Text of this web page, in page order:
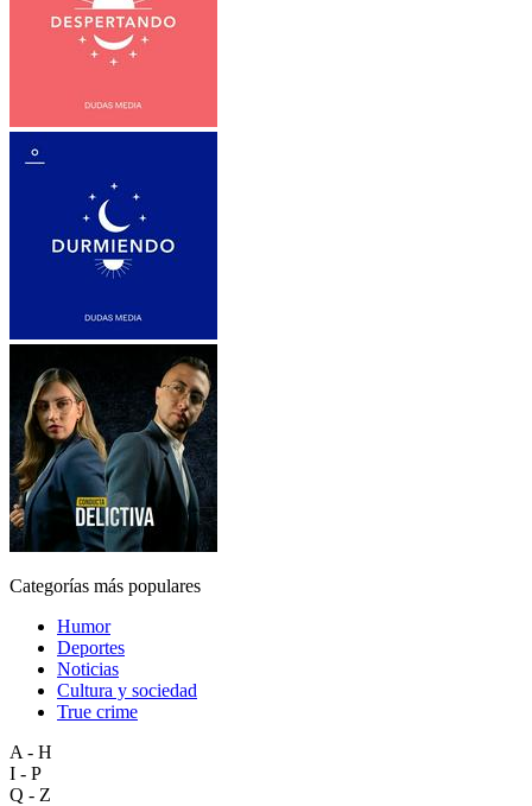
Categorías más populares
Humor
Deportes
Noticias
Cultura y sociedad
True crime
A - H
I - P
Q - Z